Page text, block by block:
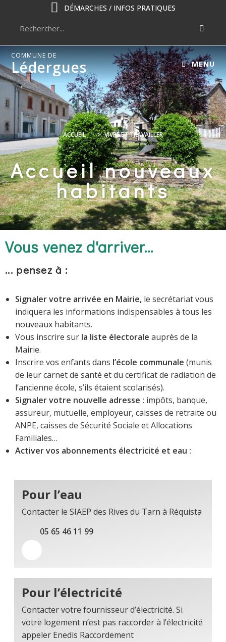
DÉMARCHES / INFOS PRATIQUES
COMMUNE DE
Lédergues MENU
ACCUEIL > VIVRE ET TRAVAILLER
Accueil nouveaux
habitants
Vous venez d'arriver...
... pensez à :
Signaler votre arrivée en Mairie, le secrétariat vous
indiquera les informations indispensables à tous les
nouveaux habitants.
Vous inscrire sur la liste électorale auprès de la
Mairie.
Inscrire vos enfants dans l’école communale (munis
de leur carnet de santé et du certificat de radiation de
l’ancienne école, s’ils étaient scolarisés).
Signaler votre nouvelle adresse : impôts, banque,
assureur, mutuelle, employeur, caisses de retraite ou
ANPE, caisses de Sécurité Sociale et Allocations
Familiales…
Activer vos abonnements électricité et eau :
Pour l’eau
Contacter le SIAEP des Rives du Tarn à Réquista
05 65 46 11 99
Pour l’électricité
Contacter votre fournisseur d’électricité. Si
votre logement n’est pas raccorder à l’électricité
appeler Enedis Raccordement